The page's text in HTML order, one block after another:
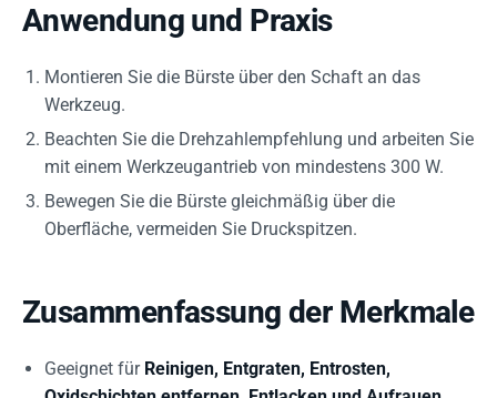
Anwendung und Praxis
Montieren Sie die Bürste über den Schaft an das
Werkzeug.
Beachten Sie die Drehzahlempfehlung und arbeiten Sie
mit einem Werkzeugantrieb von mindestens 300 W.
Bewegen Sie die Bürste gleichmäßig über die
Oberfläche, vermeiden Sie Druckspitzen.
Zusammenfassung der Merkmale
Geeignet für Reinigen, Entgraten, Entrosten,